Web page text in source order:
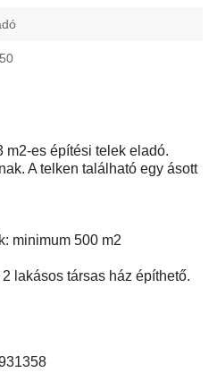
m2-es építési telek eladó.
A telken található egy ásott
minimum 500 m2
lakásos társas ház építhető.